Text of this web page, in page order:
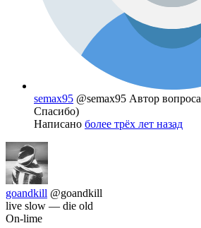
semax95 @semax95 Автор вопроса
Спасибо)
Написано более трёх лет назад
goandkill @goandkill
live slow — die old
On-lime